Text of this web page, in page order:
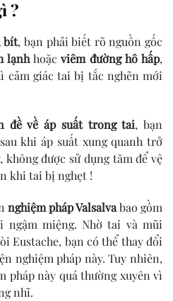
?
bít, bạn phải biết rõ nguồn gốc
lạnhhoặcviêm đường hô hấp,
giác tai bị tắc nghẽn mới
đề về áp suất trong tai, bạn
khi áp suất xung quanh trở
được sử dụng tăm để vệ
khi tai bị nghẹt !
nghiệm pháp Valsalvabao gồm
miệng. Nhờ tai và mũi
Eustache, bạn có thể thay đổi
nghiệm pháp này. Tuy nhiên,
pháp này quá thường xuyên vì
nhĩ.